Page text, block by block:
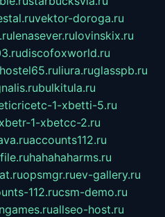
vektor-doroga.ru
lenasever.rulovinskix.ru
discofoxworld.ru
hostel65.ruliura.ruglasspb.ru
bulkitula.ru
1-xbetti-5.ru
1-xbetcc-2.ru
accounts112.ru
hahahaharms.ru
opsmgr.ruev-gallery.ru
112.rucsm-demo.ru
allseo-host.ru